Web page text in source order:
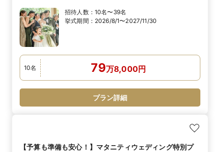
招待人数： 10名〜39名
挙式期間： 2026/8/1〜2027/11/30
10名 79万8,000円
プラン詳細
【予算も準備も安心！】マタニティウェディング特別プ